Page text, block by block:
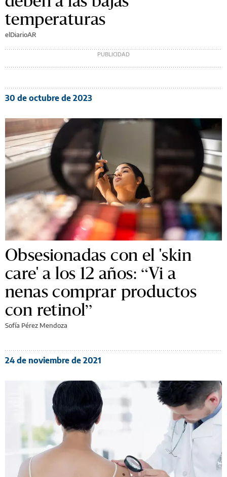
temperaturas
elDiarioAR
30 de octubre de 2023
Obsesionadas con el 'skin
care' a los 12 años: “Vi a
nenas comprar productos
con retinol”
Sofía Pérez Mendoza
24 de noviembre de 2021